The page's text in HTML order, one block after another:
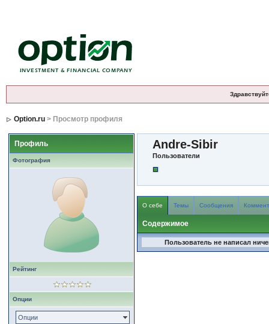
Option.ru> Просмотр профиля
Профиль
Фотография
Рейтинг
Опции
Опции
Andre-Sibir
Пользователи
О себе Темы Сообщения
Содержимое
Пользователь не написал